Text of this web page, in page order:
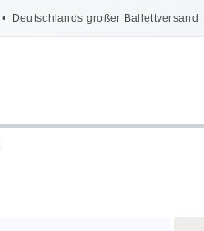
• Deutschlands großer Ballettversand